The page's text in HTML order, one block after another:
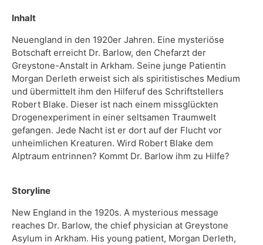
Inhalt
Neuengland in den 1920er Jahren. Eine mysteriöse
Botschaft erreicht Dr. Barlow, den Chefarzt der
Greystone-Anstalt in Arkham. Seine junge Patientin
Morgan Derleth erweist sich als spiritistisches Medium
und übermittelt ihm den Hilferuf des Schriftstellers
Robert Blake. Dieser ist nach einem missglückten
Drogenexperiment in einer seltsamen Traumwelt
gefangen. Jede Nacht ist er dort auf der Flucht vor
unheimlichen Kreaturen. Wird Robert Blake dem
Storyline
New England in the 1920s. A mysterious message
reaches Dr. Barlow, the chief physician at Greystone
Asylum in Arkham. His young patient, Morgan Derleth,